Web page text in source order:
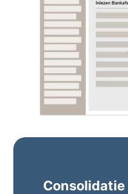
Consolidatie